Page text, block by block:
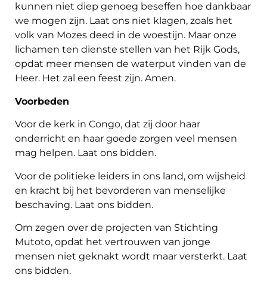
kunnen niet diep genoeg beseffen hoe dankbaar
we mogen zijn. Laat ons niet klagen, zoals het
volk van Mozes deed in de woestijn. Maar onze
lichamen ten dienste stellen van het Rijk Gods,
opdat meer mensen de waterput vinden van de
Heer. Het zal een feest zijn. Amen.
Voorbeden
Voor de kerk in Congo, dat zij door haar
onderricht en haar goede zorgen veel mensen
mag helpen. Laat ons bidden.
Voor de politieke leiders in ons land, om wijsheid
en kracht bij het bevorderen van menselijke
beschaving. Laat ons bidden.
Om zegen over de projecten van Stichting
Mutoto, opdat het vertrouwen van jonge
mensen niet geknakt wordt maar versterkt. Laat
ons bidden.